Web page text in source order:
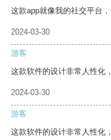
这款app就像我的社交平台
2024-03-30
游客
这款软件的设计非常人性化
2024-03-30
游客
这款软件的设计非常人性化